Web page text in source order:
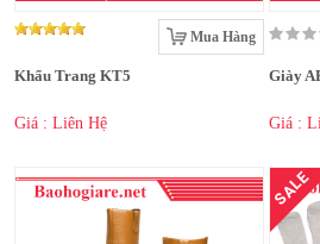
Mua Hàng
Khẩu Trang KT5
Giá : Liên Hệ
Giày
Giá :
SALE